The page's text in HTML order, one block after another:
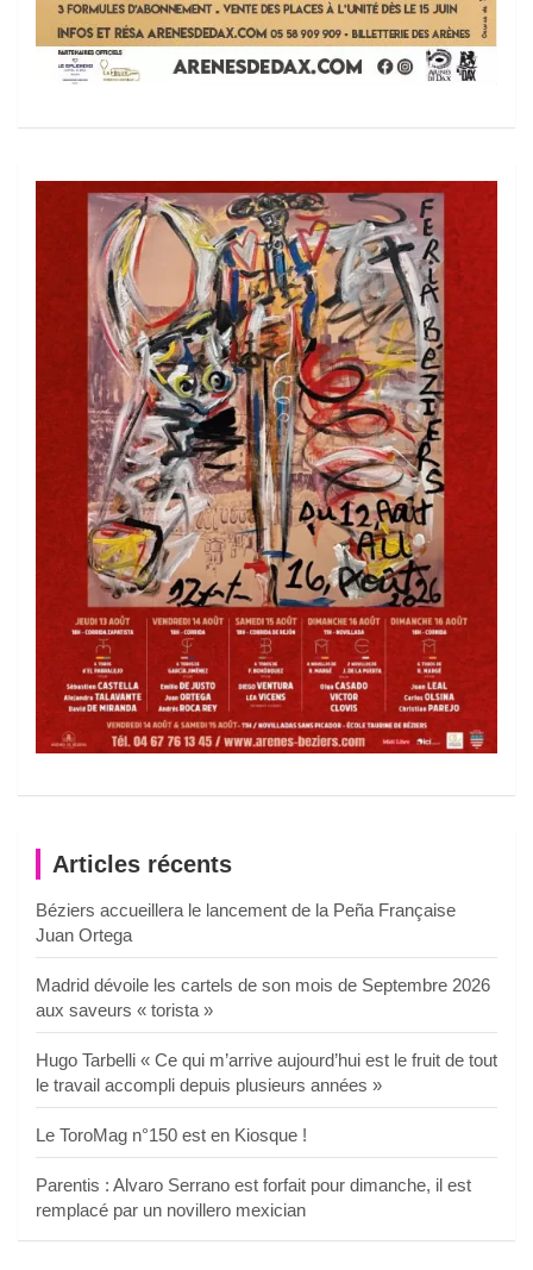
Articles récents
Béziers accueillera le lancement de la Peña Française
Juan Ortega
Madrid dévoile les cartels de son mois de Septembre 2026
aux saveurs « torista »
Hugo Tarbelli « Ce qui m’arrive aujourd’hui est le fruit de tout
le travail accompli depuis plusieurs années »
Le ToroMag n°150 est en Kiosque !
Parentis : Alvaro Serrano est forfait pour dimanche, il est
remplacé par un novillero mexician